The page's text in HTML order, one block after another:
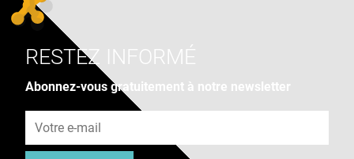
RESTEZ INFORMÉ
Abonnez-vous gratuitement à notre newsletter